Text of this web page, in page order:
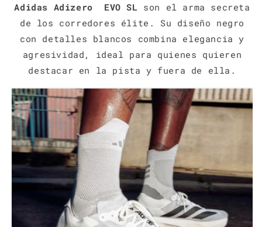
Adidas Adizero EVO SL son el arma secreta
de los corredores élite. Su diseño negro
con detalles blancos combina elegancia y
agresividad, ideal para quienes quieren
destacar en la pista y fuera de ella.